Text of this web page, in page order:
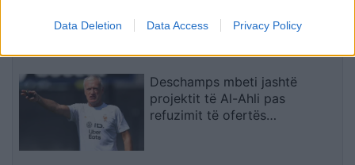
Data Deletion Data Access Privacy Policy
Channel tërheq
deti
më t’i shkruash
Deschamps mbeti jashtë
projektit të Al-Ahli pas
refuzimit të ofertës